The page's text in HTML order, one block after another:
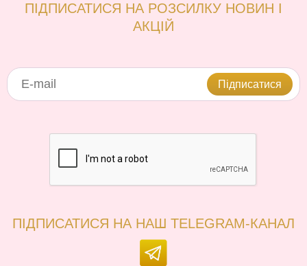
ПІДПИСАТИСЯ НА РОЗСИЛКУ НОВИН І
АКЦІЙ
Підписатися
ПІДПИСАТИСЯ НА НАШ TELEGRAM-КАНАЛ